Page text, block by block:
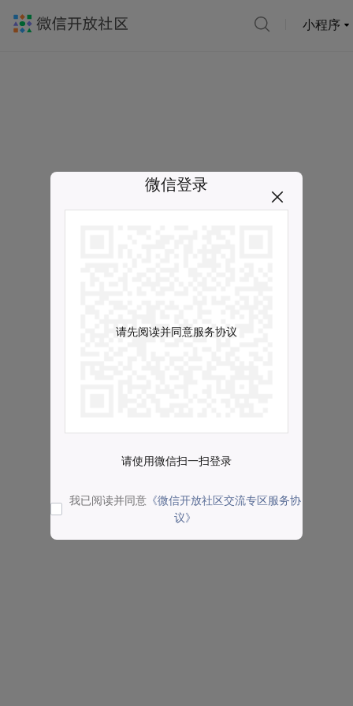
小程序
微信登录
请先阅读并同意服务协议
请使用微信扫一扫登录
我已阅读并同意 《微信开放社区交流专区服务协
议》